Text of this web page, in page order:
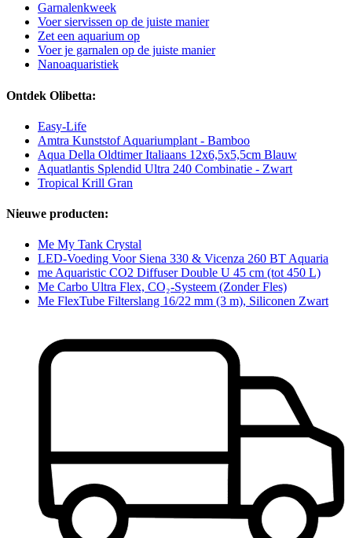
Garnalenkweek
Voer siervissen op de juiste manier
Zet een aquarium op
Voer je garnalen op de juiste manier
Nanoaquaristiek
Ontdek Olibetta:
Easy-Life
Amtra Kunststof Aquariumplant - Bamboo
Aqua Della Oldtimer Italiaans 12x6,5x5,5cm Blauw
Aquatlantis Splendid Ultra 240 Combinatie - Zwart
Tropical Krill Gran
Nieuwe producten:
Me My Tank Crystal
LED-Voeding Voor Siena 330 & Vicenza 260 BT Aquaria
me Aquaristic CO2 Diffuser Double U 45 cm (tot 450 L)
Me Carbo Ultra Flex, CO₂-Systeem (Zonder Fles)
Me FlexTube Filterslang 16/22 mm (3 m), Siliconen Zwart